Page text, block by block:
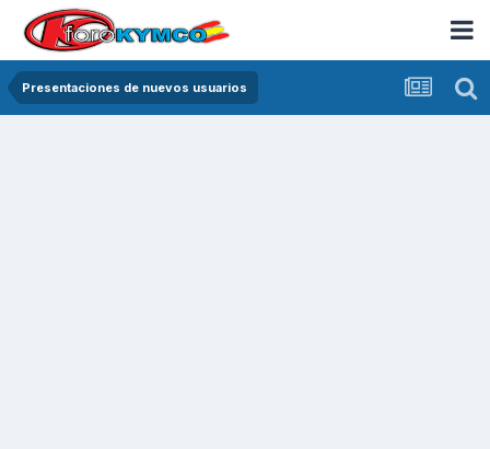
Presentaciones de nuevos usuarios